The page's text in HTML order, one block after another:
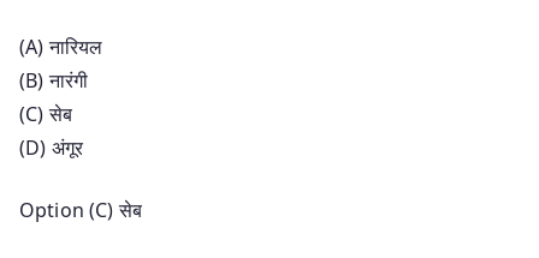
(A) नारियल
(B) नारंगी
(C) सेब
(D) अंगूर
Option (C) सेब